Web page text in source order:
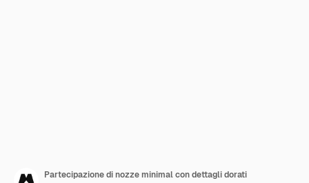
Partecipazione di nozze minimal con dettagli dorati